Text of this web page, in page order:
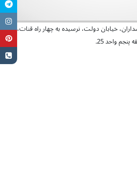
خیابان دولت، نرسیده به چهار راه قنات،